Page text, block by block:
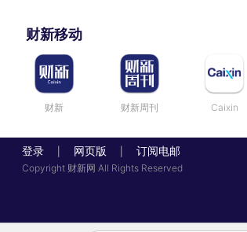
财新移动
财新 财新周刊 Caixin
登录 网页版 订阅电邮
Copyright 财新网 All Rights Reserved